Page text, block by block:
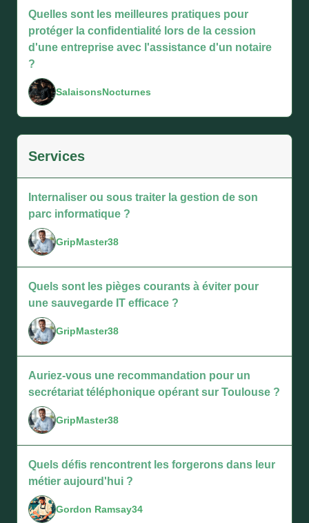
Quelles sont les meilleures pratiques pour
protéger la confidentialité lors de la cession
d'une entreprise avec l'assistance d'un notaire
?
SalaisonsNocturnes
Services
Internaliser ou sous traiter la gestion de son
parc informatique ?
GripMaster38
Quels sont les pièges courants à éviter pour
une sauvegarde IT efficace ?
GripMaster38
Auriez-vous une recommandation pour un
secrétariat téléphonique opérant sur Toulouse ?
GripMaster38
Quels défis rencontrent les forgerons dans leur
métier aujourd'hui ?
Gordon Ramsay34